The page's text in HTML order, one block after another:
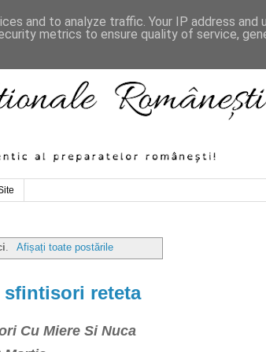
. Afișați toate postările
sfintisori reteta
Cu Miere Si Nuca
and to analyze traffic. Your IP address and
metrics to ensure quality of service,